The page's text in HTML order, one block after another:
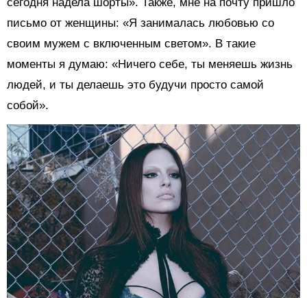
письмо от женщины: «Я занималась любовью со
своим мужем с включенным светом». В такие
моменты я думаю: «Ничего себе, ты меняешь жизнь
людей, и ты делаешь это будучи просто самой
собой».